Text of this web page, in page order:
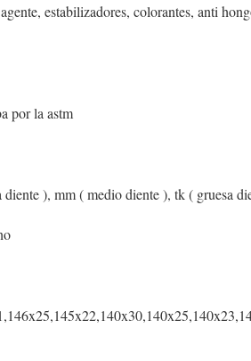
estabilizadores, colorantes, anti
por la astm
), mm ( medio diente ), tk ( gruesa